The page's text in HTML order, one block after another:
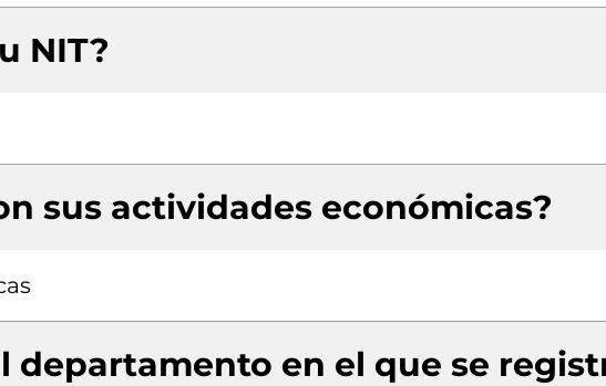
NIT?
sus actividades económicas?
departamento en el que se